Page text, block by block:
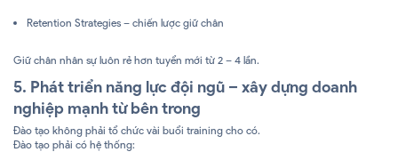
Retention Strategies – chiến lược giữ chân
Giữ chân nhân sự luôn rẻ hơn tuyển mới từ 2 – 4 lần.
5. Phát triển năng lực đội ngũ – xây dựng doanh
nghiệp mạnh từ bên trong
Đào tạo không phải tổ chức vài buổi training cho có.
Đào tạo phải có hệ thống: